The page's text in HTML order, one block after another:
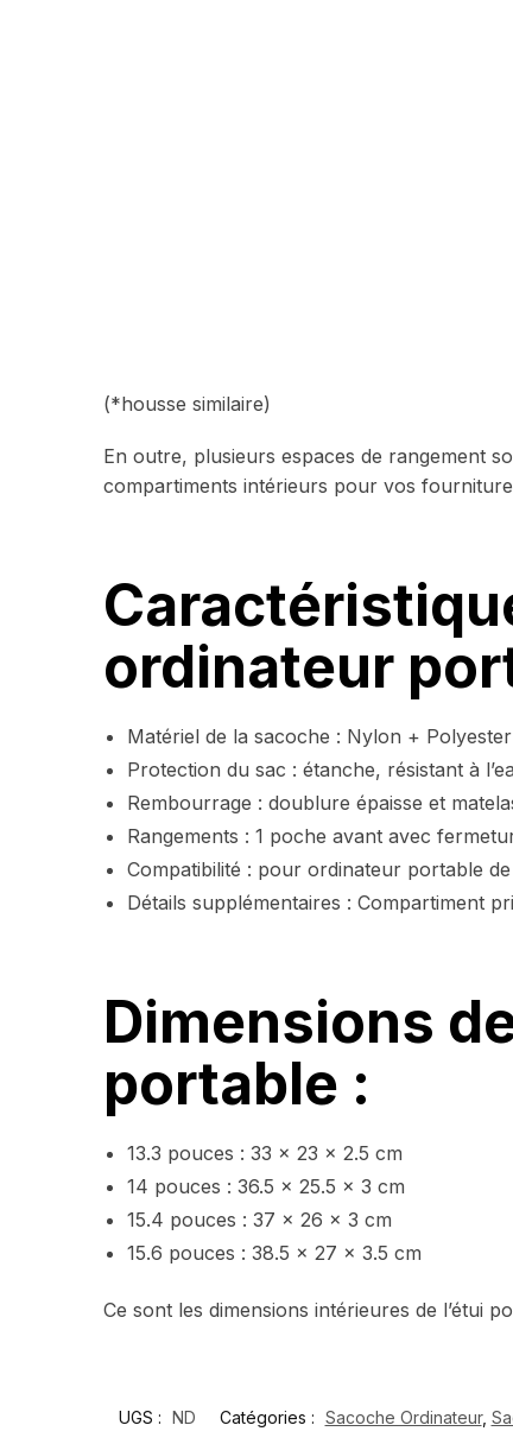
(*housse similaire)
En outre, plusieurs espaces de rangement
compartiments intérieurs pour vos
ordinateur
Matériel de la sacoche : Nylon + Polyester
Protection du sac : étanche, résistant à
Rembourrage : doublure épaisse et
Rangements : 1 poche avant avec
Compatibilité : pour ordinateur portable
Détails supplémentaires : Compartiment
Dimensions
portable :
13.3 pouces : 33 x 23 x 2.5 cm
14 pouces : 36.5 x 25.5 x 3 cm
15.4 pouces : 37 x 26 x 3 cm
15.6 pouces : 38.5 x 27 x 3.5 cm
Ce sont les dimensions intérieures de l’étui
UGS : ND Catégories : Sacoche Ordinateur,